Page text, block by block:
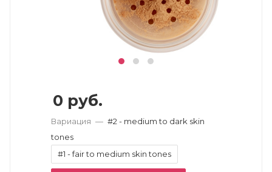
0 руб.
Вариация — #2 - medium to dark skin
tones
#1 - fair to medium skin tones